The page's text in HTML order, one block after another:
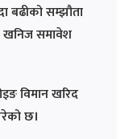
बढीको सम्झौता
खनिज समावेश
विमान खरिद
छ।